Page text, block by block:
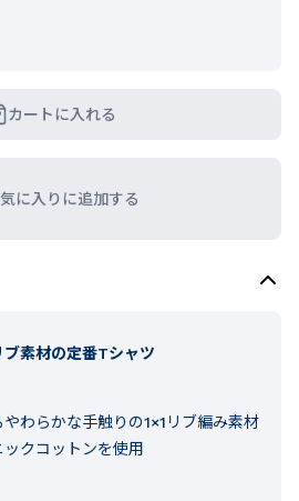
カートに入れる
に入りに追加する
素材の定番Tシャツ
やわらかな手触りの1×1リブ編み素材
クコットンを使用